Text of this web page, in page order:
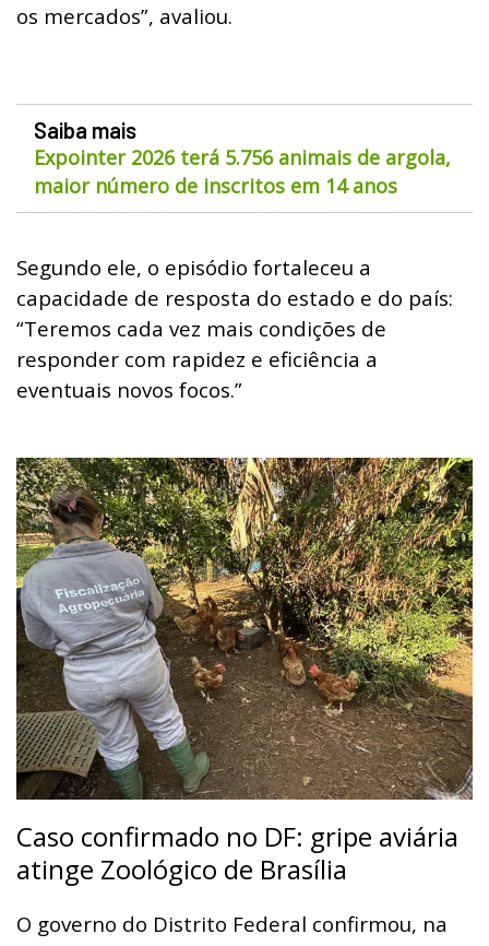
os mercados”, avaliou.
Saiba mais
Expointer 2026 terá 5.756 animais de argola,
maior número de inscritos em 14 anos
Segundo ele, o episódio fortaleceu a
capacidade de resposta do estado e do país:
“Teremos cada vez mais condições de
responder com rapidez e eficiência a
eventuais novos focos.”
Caso confirmado no DF: gripe aviária
atinge Zoológico de Brasília
O governo do Distrito Federal confirmou, na